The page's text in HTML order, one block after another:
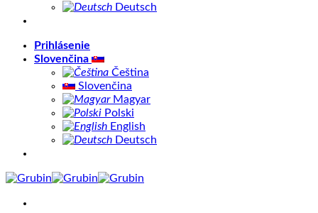
Deutsch
Prihlásenie
Slovenčina
Čeština
Slovenčina
Magyar
Polski
English
Deutsch